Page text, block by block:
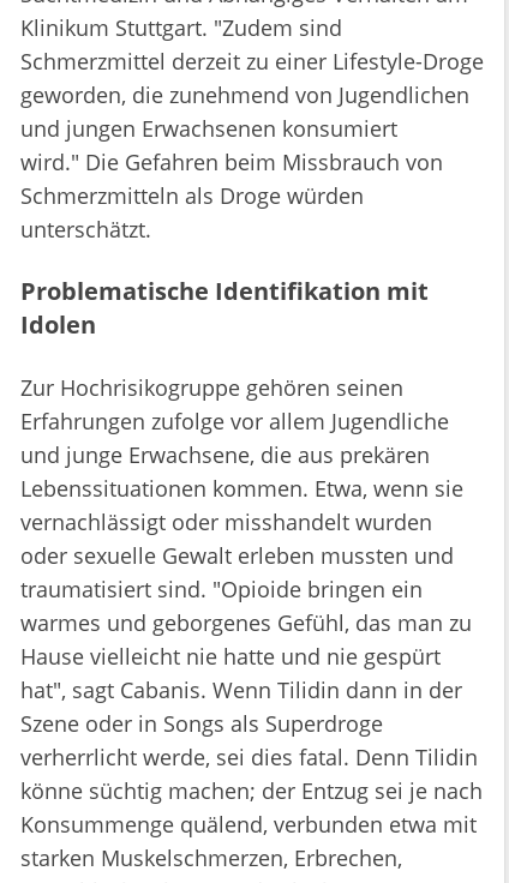
Klinikum Stuttgart. "Zudem sind
Schmerzmittel derzeit zu einer Lifestyle-Droge
geworden, die zunehmend von Jugendlichen
und jungen Erwachsenen konsumiert
wird." Die Gefahren beim Missbrauch von
Schmerzmitteln als Droge würden
unterschätzt.
Problematische Identifikation mit
Idolen
Zur Hochrisikogruppe gehören seinen
Erfahrungen zufolge vor allem Jugendliche
und junge Erwachsene, die aus prekären
Lebenssituationen kommen. Etwa, wenn sie
vernachlässigt oder misshandelt wurden
oder sexuelle Gewalt erleben mussten und
traumatisiert sind. "Opioide bringen ein
warmes und geborgenes Gefühl, das man zu
Hause vielleicht nie hatte und nie gespürt
hat", sagt Cabanis. Wenn Tilidin dann in der
Szene oder in Songs als Superdroge
verherrlicht werde, sei dies fatal. Denn Tilidin
könne süchtig machen; der Entzug sei je nach
Konsummenge quälend, verbunden etwa mit
starken Muskelschmerzen, Erbrechen,